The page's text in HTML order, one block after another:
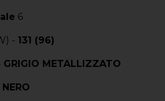
6
- 131 (96)
GRIGIO METALLIZZATO
NERO